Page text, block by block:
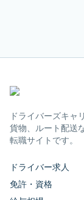
ドライバーズキャ
貨物、ルート配送
転職サイトです。
ドライバー求人
免許・資格